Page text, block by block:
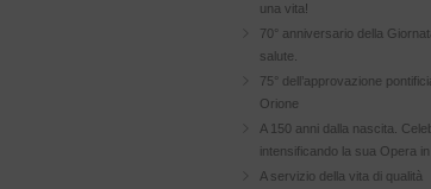
una vita!
70° anniversario della
salute.
75° dell’approvazione
Orione
A 150 anni dalla nascita.
intensificando la sua Opera
A servizio della vita di qualità